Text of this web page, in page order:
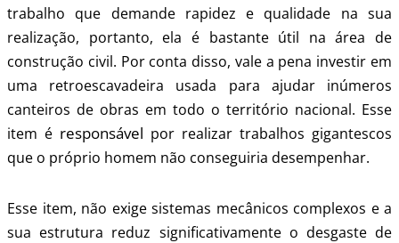
trabalho que demande rapidez e qualidade na sua
realização, portanto, ela é bastante útil na área de
construção civil. Por conta disso, vale a pena investir em
uma retroescavadeira usada para ajudar inúmeros
canteiros de obras em todo o território nacional. Esse
item é responsável por realizar trabalhos gigantescos
que o próprio homem não conseguiria desempenhar.
Esse item, não exige sistemas mecânicos complexos e a
sua estrutura reduz significativamente o desgaste de